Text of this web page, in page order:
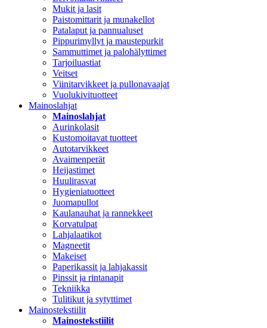
Mukit ja lasit
Paistomittarit ja munakellot
Patalaput ja pannualuset
Pippurimyllyt ja maustepurkit
Sammuttimet ja palohälyttimet
Tarjoiluastiat
Veitset
Viinitarvikkeet ja pullonavaajat
Vuolukivituotteet
Mainoslahjat
Mainoslahjat
Aurinkolasit
Kustomoitavat tuotteet
Autotarvikkeet
Avaimenperät
Heijastimet
Huulirasvat
Hygieniatuotteet
Juomapullot
Kaulanauhat ja rannekkeet
Korvatulpat
Lahjalaatikot
Magneetit
Makeiset
Paperikassit ja lahjakassit
Pinssit ja rintanapit
Tekniikka
Tulitikut ja sytyttimet
Mainostekstiilit
Mainostekstiilit